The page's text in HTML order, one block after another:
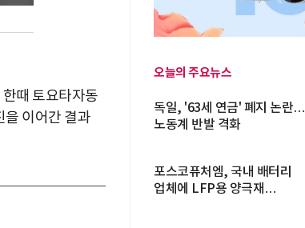
때 토요타자동
을 이어간 결과
오늘의 주요뉴스
독일, '63세 연금' 폐지 논란…
노동계 반발 격화
포스코퓨처엠, 국내 배터리
업체에 LFP용 양극재